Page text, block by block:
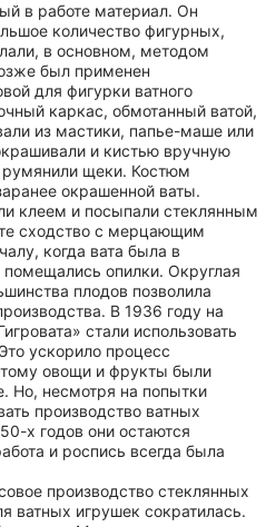
в работе материал. Он
количество фигурных,
в основном, методом
был применен
для фигурки ватного
каркас, обмотанный ватой,
из мастики, папье-маше или
и кистью вручную
румянили щеки. Костюм
окрашенной ваты.
клеем и посыпали стеклянным
сходство с мерцающим
когда вата была в
опилки. Округлая
плодов позволила
В 1936 году на
стали использовать
ускорило процесс
овощи и фрукты были
Но, несмотря на попытки
производство ватных
х годов они остаются
и роспись всегда была
производство стеклянных
ватных игрушек сократилась.